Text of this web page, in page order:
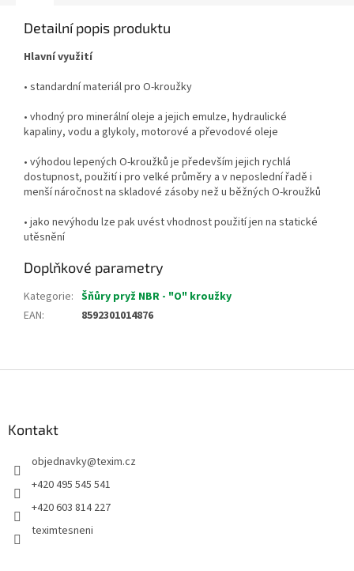
Detailní popis produktu
Hlavní využití
• standardní materiál pro O-kroužky
• vhodný pro minerální oleje a jejich emulze, hydraulické
kapaliny, vodu a glykoly, motorové a převodové oleje
• výhodou lepených O-kroužků je především jejich rychlá
dostupnost, použití i pro velké průměry a v neposlední řadě i
menší náročnost na skladové zásoby než u běžných O-kroužků
• jako nevýhodu lze pak uvést vhodnost použití jen na statické
utěsnění
Doplňkové parametry
Kategorie: Šňůry pryž NBR - "O" kroužky
EAN: 8592301014876
Kontakt
objednavky@texim.cz
+420 495 545 541
+420 603 814 227
teximtesneni